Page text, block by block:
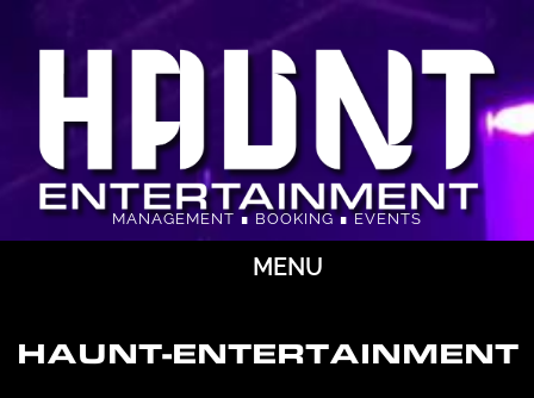
MENU
MANAGEMENT ∎ BOOKING ∎ EVENTS
HAUNT-ENTERTAINMENT